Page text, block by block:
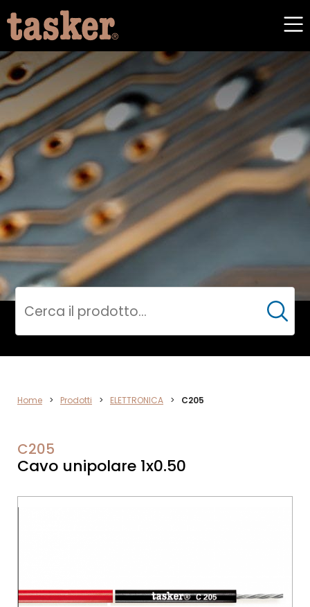
ELETTRONICA
Cerca
Home > Prodotti > ELETTRONICA > C205
C205
Cavo unipolare 1x0.50